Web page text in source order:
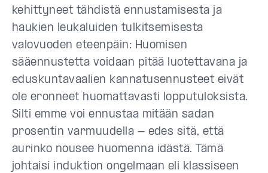
kehittyneet tähdistä ennustamisesta ja
haukien leukaluiden tulkitsemisesta
valovuoden eteenpäin: Huomisen
sääennustetta voidaan pitää luotettavana ja
eduskuntavaalien kannatusennusteet eivät
ole eronneet huomattavasti lopputuloksista.
Silti emme voi ennustaa mitään sadan
prosentin varmuudella - edes sitä, että
aurinko nousee huomenna idästä. Tämä
johtaisi induktion ongelmaan eli klassiseen